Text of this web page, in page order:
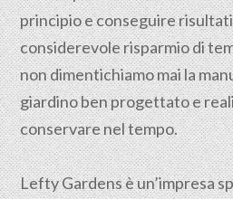
principio e conseguire
considerevole risparmio di
non dimentichiamo mai la
giardino ben progettato e
conservare nel tempo.
Lefty Gardens è un’impresa